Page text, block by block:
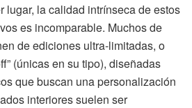
lugar, la calidad intrínseca de estos
es incomparable. Muchos de
de ediciones ultra-limitadas, o
(únicas en su tipo), diseñadas
que buscan una personalización
interiores suelen ser